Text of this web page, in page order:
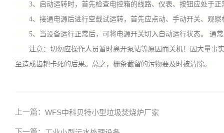
3、启动运转时，首先检查电控箱的线路、仪表、按钮应处于正
4、接通电源后进行空载试运转，首先应点动、手动开关、观察
5、当设备运行正常后，可将电源开关切入自动运行状态。 通常
注意：切勿应操作人员暂时离开泵站等原因而关机！因大量事
至造成齿耙卡死的后果。总之，栅条截留的污物要及时被清除。
上一篇： WFS中科贝特小型垃圾焚烧炉厂家